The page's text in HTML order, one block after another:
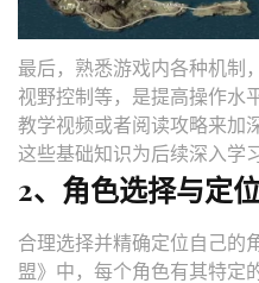
最后，熟悉游戏内各种机制
视野控制等，是提高操作水
教学视频或者阅读攻略来加
这些基础知识为后续深入学
2、角色选择与定位
合理选择并精确定位自己的
盟》中，每个角色有其特定